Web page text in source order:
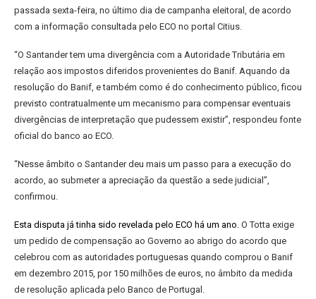
passada sexta-feira, no último dia de campanha eleitoral, de acordo
com a informação consultada pelo ECO no portal Citius.
“O Santander tem uma divergência com a Autoridade Tributária em
relação aos impostos diferidos provenientes do Banif. Aquando da
resolução do Banif, e também como é do conhecimento público, ficou
previsto contratualmente um mecanismo para compensar eventuais
divergências de interpretação que pudessem existir”, respondeu fonte
oficial do banco ao ECO.
“Nesse âmbito o Santander deu mais um passo para a execução do
acordo, ao submeter a apreciação da questão a sede judicial”,
confirmou.
Esta disputa já tinha sido revelada pelo ECO há um ano. O Totta exige
um pedido de compensação ao Governo ao abrigo do acordo que
celebrou com as autoridades portuguesas quando comprou o Banif
em dezembro 2015, por 150 milhões de euros, no âmbito da medida
de resolução aplicada pelo Banco de Portugal.